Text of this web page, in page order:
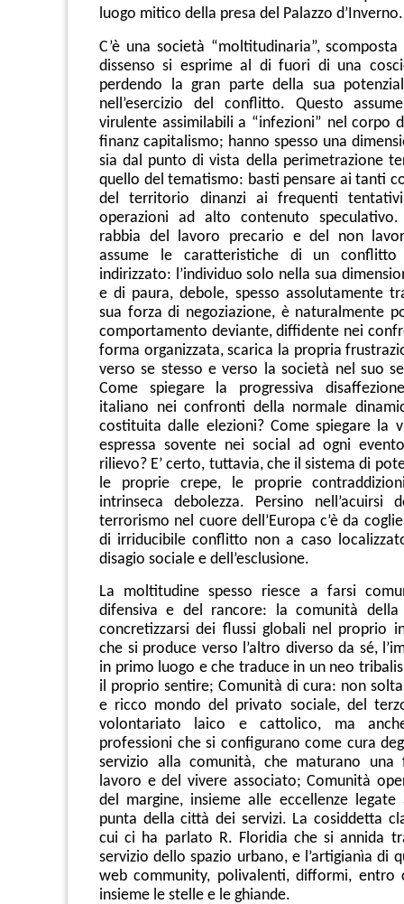
luogo mitico della presa del Palazzo d’Inverno.
C’è una società “moltitudinaria”,
dissenso si esprime al di fuori di una
perdendo la gran parte della sua
nell’esercizio del conflitto. Questo
virulente assimilabili a “infezioni” nel corpo
finanz capitalismo; hanno spesso una
sia dal punto di vista della perimetrazione
quello del tematismo: basti pensare ai tanti
del territorio dinanzi ai frequenti
operazioni ad alto contenuto
rabbia del lavoro precario e del non
assume le caratteristiche di un conflitto
indirizzato: l’individuo solo nella sua
e di paura, debole, spesso assolutamente
sua forza di negoziazione, è naturalmente
comportamento deviante, diffidente nei
forma organizzata, scarica la propria
verso se stesso e verso la società nel suo
Come spiegare la progressiva
italiano nei confronti della normale
costituita dalle elezioni? Come spiegare la
espressa sovente nei social ad ogni
rilievo? E’ certo, tuttavia, che il sistema di
le proprie crepe, le proprie
intrinseca debolezza. Persino nell’acuirsi
terrorismo nel cuore dell’Europa c’è da
di irriducibile conflitto non a caso
disagio sociale e dell’esclusione.
La moltitudine spesso riesce a farsi
difensiva e del rancore: la comunità
concretizzarsi dei flussi globali nel proprio
che si produce verso l’altro diverso da sé,
in primo luogo e che traduce in un neo
il proprio sentire; Comunità di cura: non
e ricco mondo del privato sociale, del
volontariato laico e cattolico, ma
professioni che si configurano come cura
servizio alla comunità, che maturano
lavoro e del vivere associato; Comunità
del margine, insieme alle eccellenze
punta della città dei servizi. La cosiddetta
cui ci ha parlato R. Floridia che si annida
servizio dello spazio urbano, e l’artigianìa di
web community, polivalenti, difformi, entro
insieme le stelle e le ghiande.